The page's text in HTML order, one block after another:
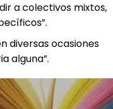
a colectivos mixtos,
diversas ocasiones
alguna”.